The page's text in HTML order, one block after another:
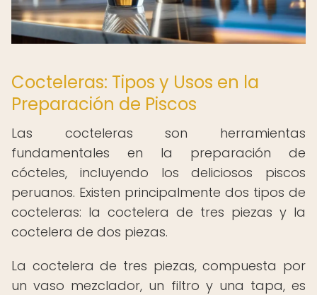
Cocteleras: Tipos y Usos en la
Preparación de Piscos
Las cocteleras son herramientas
fundamentales en la preparación de
cócteles, incluyendo los deliciosos piscos
peruanos. Existen principalmente dos tipos de
cocteleras: la coctelera de tres piezas y la
coctelera de dos piezas.
La coctelera de tres piezas, compuesta por
un vaso mezclador, un filtro y una tapa, es